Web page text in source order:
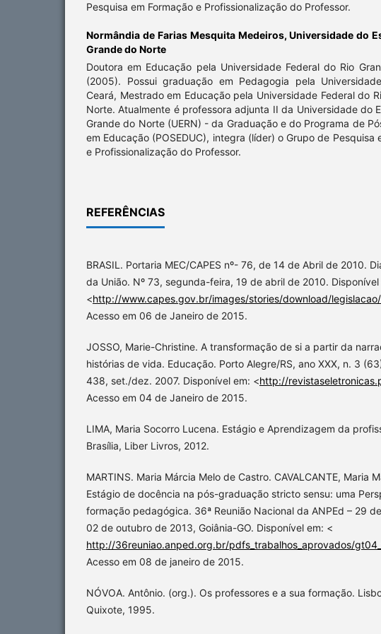
Pesquisa em Formação e Profissionalização do Professor.
Normândia de Farias Mesquita Medeiros,Universidade do
Grande do Norte
Doutora em Educação pela Universidade Federal do Rio
(2005). Possui graduação em Pedagogia pela
Ceará, Mestrado em Educação pela Universidade Federal do
Norte. Atualmente é professora adjunta II da Universidade do
Grande do Norte (UERN) - da Graduação e do Programa de
em Educação (POSEDUC), integra (líder) o Grupo de Pesquisa
e Profissionalização do Professor.
REFERÊNCIAS
BRASIL. Portaria MEC/CAPES nº- 76, de 14 de Abril de 2010.
da União. Nº 73, segunda-feira, 19 de abril de 2010. Disponível
<http://www.capes.gov.br/images/stories/download/
Acesso em 06 de Janeiro de 2015.
JOSSO, Marie-Christine. A transformação de si a partir da
histórias de vida. Educação. Porto Alegre/RS, ano XXX, n. 3
438, set./dez. 2007. Disponível em: <http://
Acesso em 04 de Janeiro de 2015.
LIMA, Maria Socorro Lucena. Estágio e Aprendizagem da
Brasília, Liber Livros, 2012.
MARTINS. Maria Márcia Melo de Castro. CAVALCANTE, Maria
Estágio de docência na pós-graduação stricto sensu: uma
formação pedagógica. 36ª Reunião Nacional da ANPEd – 29
02 de outubro de 2013, Goiânia-GO. Disponível em: <
http://36reuniao.anped.org.br/pdfs_trabalhos_aprovados/
Acesso em 08 de janeiro de 2015.
NÓVOA. Antônio. (org.). Os professores e a sua formação.
Quixote, 1995.